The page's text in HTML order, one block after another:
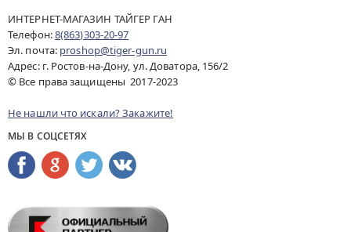
ИНТЕРНЕТ-МАГАЗИН ТАЙГЕР ГАН
Телефон:8(863)303-20-97
Эл. почта: proshop@tiger-gun.ru
Адрес: г. Ростов-на-Дону, ул. Доватора, 156/2
© Все права защищены 2017-2023
Не нашли что искали? Закажите!
МЫ В СОЦСЕТЯХ